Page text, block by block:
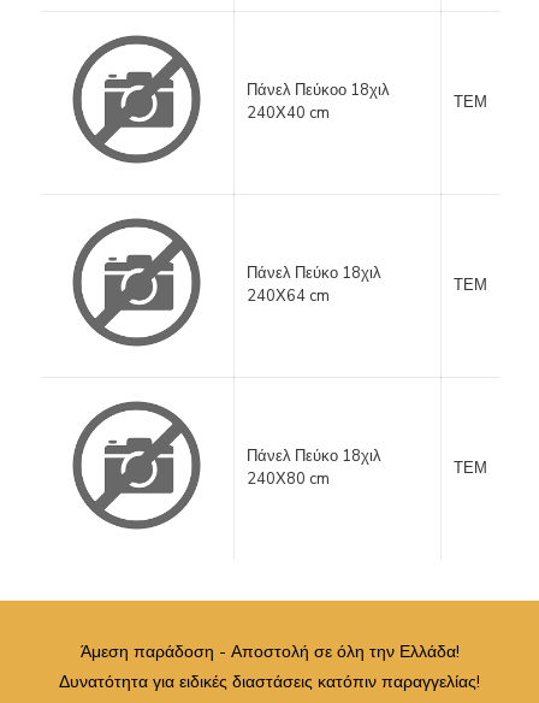
Πάνελ Πεύκοο 18χιλ
240Χ40 cm
ΤΕΜ
Πάνελ Πεύκο 18χιλ
240Χ64 cm
ΤΕΜ
Πάνελ Πεύκο 18χιλ
240Χ80 cm
ΤΕΜ
Άμεση παράδοση - Αποστολή σε όλη την Ελλάδα!
Δυνατότητα για ειδικές διαστάσεις κατόπιν παραγγελίας!